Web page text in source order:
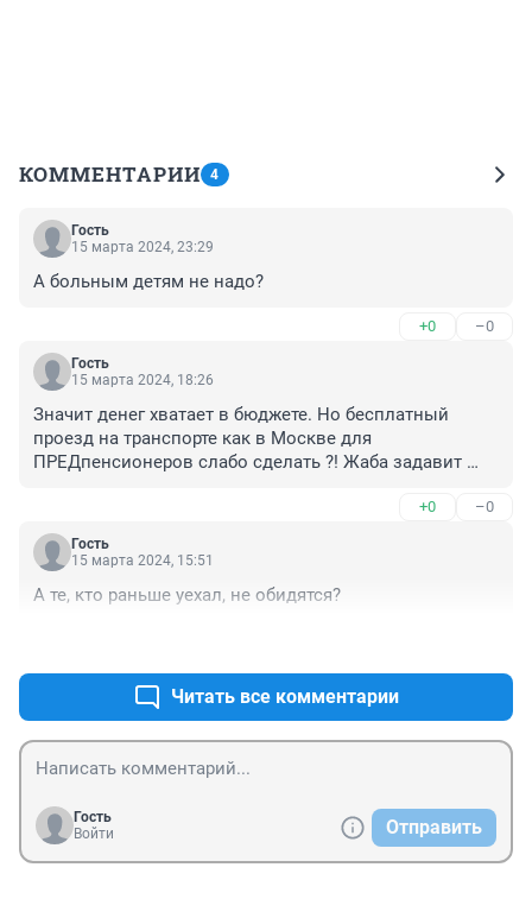
КОММЕНТАРИИ 4
Гость
15 марта 2024, 23:29
А больным детям не надо?
+0 –0
Гость
15 марта 2024, 18:26
Значит денег хватает в бюджете. Но бесплатный
проезд на транспорте как в Москве для
ПРЕДпенсионеров слабо сделать ?! Жаба задавит
+0 –0
Гость
15 марта 2024, 15:51
А те, кто раньше уехал, не обидятся?
Читать все комментарии
Гость
Войти
Отправить